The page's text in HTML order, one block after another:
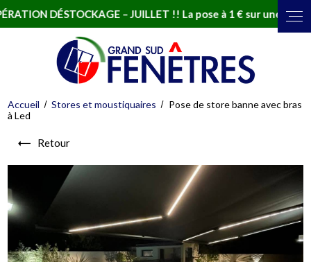
DÉSTOCKAGE – JUILLET !! La pose à 1 € sur une sélection
Accueil Stores et moustiquaires
Pose de store banne avec bras
à Led
Retour